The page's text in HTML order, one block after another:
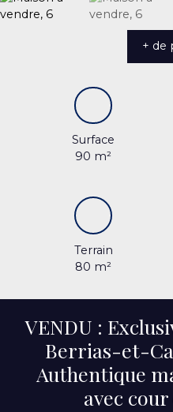
+ de
Surface
90 m²
Terrain
80 m²
VENDU :
Berrias-et-
Authentique
avec